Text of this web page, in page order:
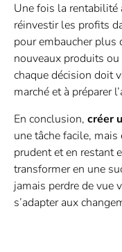
Une fois la rentabilité
réinvestir les profits
pour embaucher plus
nouveaux produits ou
chaque décision doit
marché et à préparer
En conclusion, créer
une tâche facile,
prudent et en restant
transformer en une
jamais perdre de vue
s’adapter aux